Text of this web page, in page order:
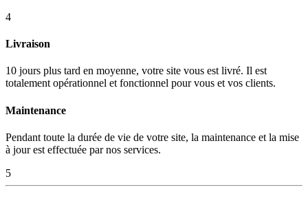
4
Livraison
10 jours plus tard en moyenne, votre site vous est livré. Il est
totalement opérationnel et fonctionnel pour vous et vos clients.
Maintenance
Pendant toute la durée de vie de votre site, la maintenance et la mise
à jour est effectuée par nos services.
5